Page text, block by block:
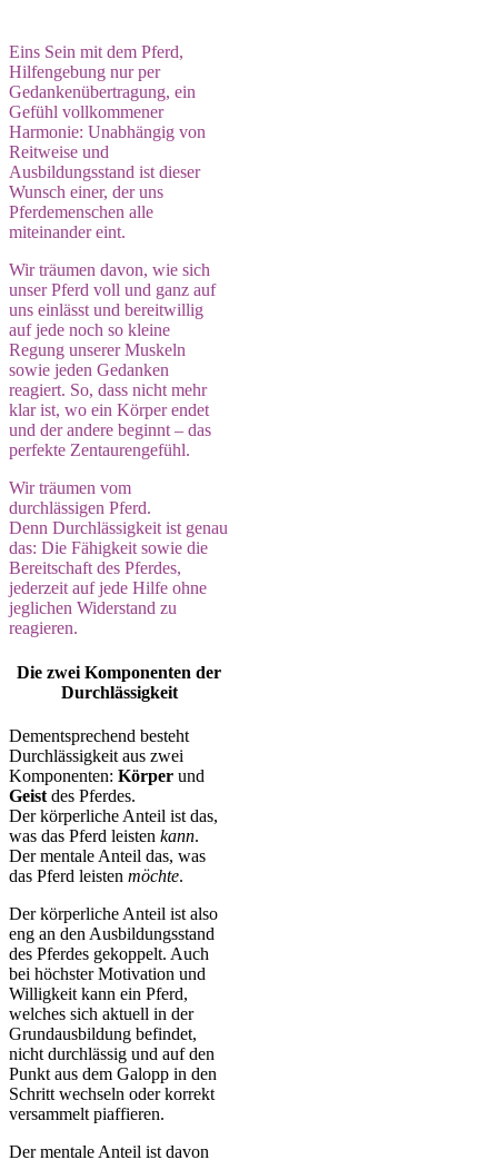
Eins Sein mit dem Pferd,
Hilfengebung nur per
Gedankenübertragung, ein
Gefühl vollkommener
Harmonie: Unabhängig von
Reitweise und
Ausbildungsstand ist dieser
Wunsch einer, der uns
Pferdemenschen alle
miteinander eint.
Wir träumen davon, wie sich
unser Pferd voll und ganz auf
uns einlässt und bereitwillig
auf jede noch so kleine
Regung unserer Muskeln
sowie jeden Gedanken
reagiert. So, dass nicht mehr
klar ist, wo ein Körper endet
und der andere beginnt – das
perfekte Zentaurengefühl.
Wir träumen vom
durchlässigen Pferd.
Denn Durchlässigkeit ist genau
das: Die Fähigkeit sowie die
Bereitschaft des Pferdes,
jederzeit auf jede Hilfe ohne
jeglichen Widerstand zu
reagieren.
Die zwei Komponenten der
Durchlässigkeit
Dementsprechend besteht
Durchlässigkeit aus zwei
Komponenten: Körper und
Geist des Pferdes.
Der körperliche Anteil ist das,
was das Pferd leisten kann.
Der mentale Anteil das, was
das Pferd leisten möchte.
Der körperliche Anteil ist also
eng an den Ausbildungsstand
des Pferdes gekoppelt. Auch
bei höchster Motivation und
Willigkeit kann ein Pferd,
welches sich aktuell in der
Grundausbildung befindet,
nicht durchlässig und auf den
Punkt aus dem Galopp in den
Schritt wechseln oder korrekt
versammelt piaffieren.
Der mentale Anteil ist davon